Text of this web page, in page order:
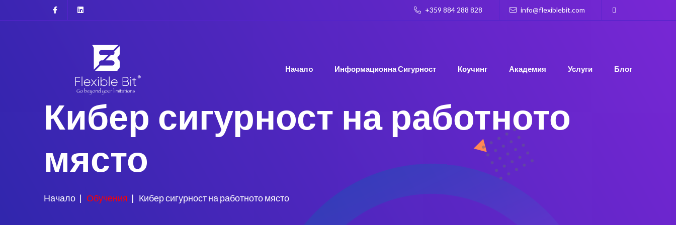
+359 884 288 828 info@flexiblebit.com
Началo Информационна Сигурност Коучинг Академия Услуги Блог
Кибер сигурност на работното
място
Начало Обучения Кибер сигурност на работното място